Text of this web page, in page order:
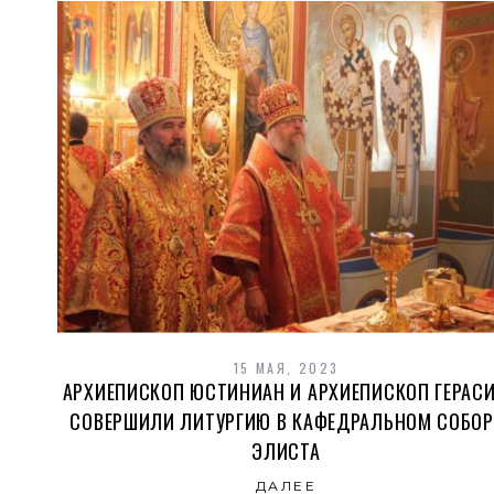
15 МАЯ, 2023
АРХИЕПИСКОП ЮСТИНИАН И АРХИЕПИСКОП
СОВЕРШИЛИ ЛИТУРГИЮ В КАФЕДРАЛЬНОМ
ЭЛИСТА
ДАЛЕЕ